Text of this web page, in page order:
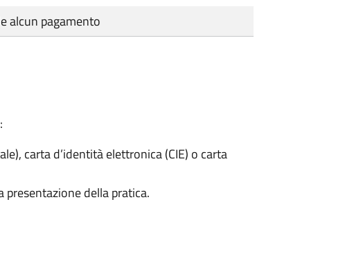
alcun pagamento
carta d’identità elettronica (CIE) o carta
della pratica.